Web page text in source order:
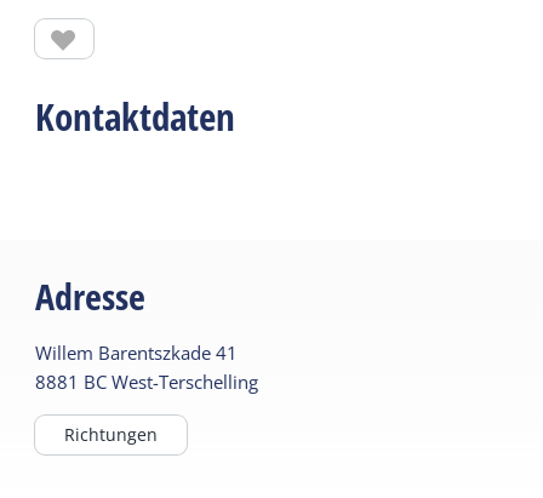
fliegenden Start zur Rettung auf See zu
ermöglichen. Das (aktuelle) Rettungsboot „Arie
Visser“ liegt noch immer im Becken.
Der Schuppen befindet sich nicht mehr am alten
und anderer Gegenstände zu erkennen ist, die das
Kontaktdaten
Adresse
Willem Barentszkade 41
8881 BC West-Terschelling
Richtungen